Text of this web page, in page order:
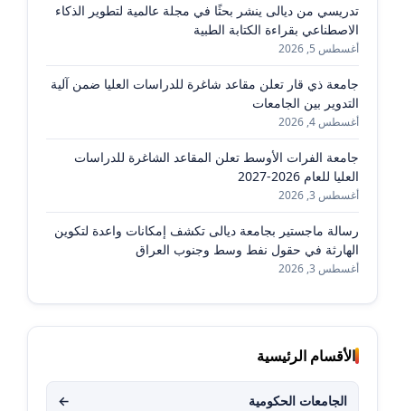
تدريسي من ديالى ينشر بحثًا في مجلة عالمية لتطوير الذكاء
الاصطناعي بقراءة الكتابة الطبية
أغسطس 5, 2026
جامعة ذي قار تعلن مقاعد شاغرة للدراسات العليا ضمن آلية
التدوير بين الجامعات
أغسطس 4, 2026
جامعة الفرات الأوسط تعلن المقاعد الشاغرة للدراسات
العليا للعام 2026-2027
أغسطس 3, 2026
رسالة ماجستير بجامعة ديالى تكشف إمكانات واعدة لتكوين
الهارثة في حقول نفط وسط وجنوب العراق
أغسطس 3, 2026
الأقسام الرئيسية
الجامعات الحكومية ←